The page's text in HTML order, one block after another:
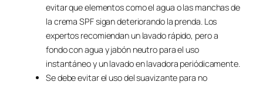
evitar que elementos como el agua o las manchas de
la crema SPF sigan deteriorando la prenda. Los
expertos recomiendan un lavado rápido, pero a
fondo con agua y jabón neutro para el uso
instantáneo y un lavado en lavadora periódicamente.
Se debe evitar el uso del suavizante para no